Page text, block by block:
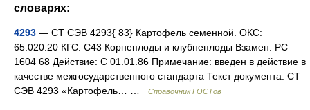
словарях:
4293 — СТ СЭВ 4293{ 83} Картофель семенной. ОКС:
65.020.20 КГС: С43 Корнеплоды и клубнеплоды Взамен: РС
1604 68 Действие: С 01.01.86 Примечание: введен в действие в
качестве межгосударственного стандарта Текст документа: СТ
СЭВ 4293 «Картофель… …
Справочник ГОСТов